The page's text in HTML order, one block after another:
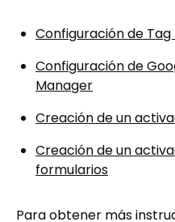
Configuración de
Configuración de
Manager
Creación de un
Creación de un
formularios
Para obtener más